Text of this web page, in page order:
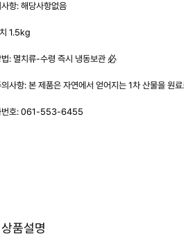
항: 해당사항없음
1.5kg
: 멸치류-수령 즉시 냉동보관 必
사항: 본 제품은 자연에서 얻어지는 1차 산물을 원
번호: 061-553-6455
상품설명